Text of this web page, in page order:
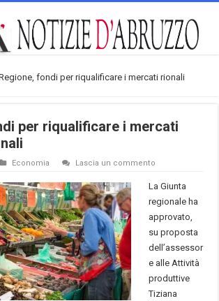
fondi per riqualificare i mercati rionali
per riqualificare i mercati
Economia Lascia un commento
La Giunta
regionale ha
approvato,
su proposta
dell’assessor
e alle Attività
produttive
Tiziana